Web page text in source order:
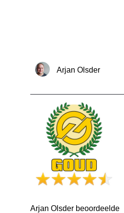
Arjan Olsder
Arjan Olsder beoordeelde